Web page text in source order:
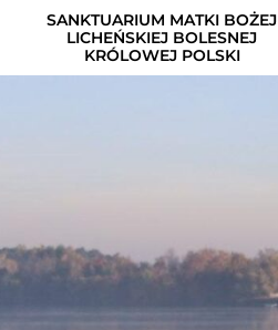
SANKTUARIUM MATKI BOŻEJ
LICHEŃSKIEJ BOLESNEJ
KRÓLOWEJ POLSKI